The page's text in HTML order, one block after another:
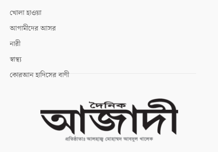
খোলা হাওয়া
আগামীদের আসর
নারী
স্বাস্থ্য
কোরআন হাদিসের বাণী